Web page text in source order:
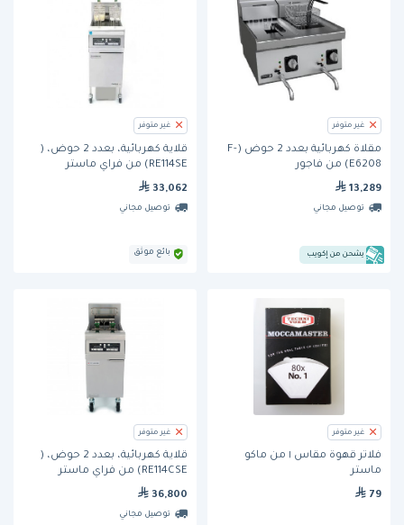
غير متوفر
مقلاة كهربائية بعدد 2 حوض (F-
E6208) من فاجور
13,289
توصيل مجاني
يشحن من إكويب
غير متوفر
قلاية كهربائية، بعدد 2 حوض، (
RE114SE) من فراي ماستر
33,062
توصيل مجاني
بائع موثق
غير متوفر
فلاتر قهوة مقاس ١ من ماكو
ماستر
79
غير متوفر
قلاية كهربائية، بعدد 2 حوض، (
RE114CSE) من فراي ماستر
36,800
توصيل مجاني